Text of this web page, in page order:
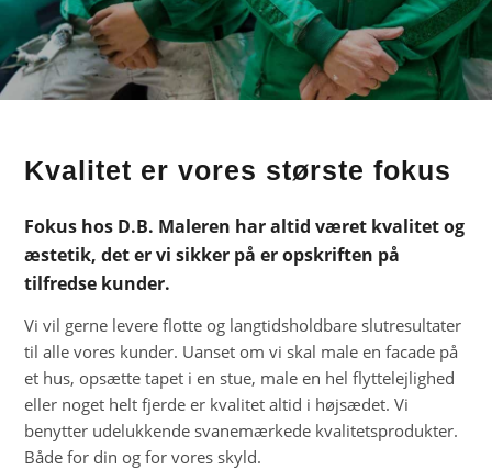
Kvalitet er vores største fokus
Fokus hos D.B. Maleren har altid været kvalitet og
æstetik, det er vi sikker på er opskriften på
tilfredse kunder.
Vi vil gerne levere flotte og langtidsholdbare slutresultater
til alle vores kunder. Uanset om vi skal male en facade på
et hus, opsætte tapet i en stue, male en hel flyttelejlighed
eller noget helt fjerde er kvalitet altid i højsædet. Vi
benytter udelukkende svanemærkede kvalitetsprodukter.
Både for din og for vores skyld.